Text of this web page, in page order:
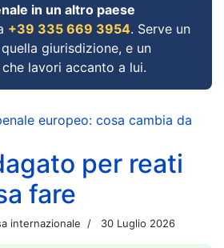
in un altro paese
+39 335 669 3954. Serve un
giurisdizione, e un
lavori accanto a lui.
europeo: cosa cambia da
per reati
fare
internazionale 30 Luglio 2026